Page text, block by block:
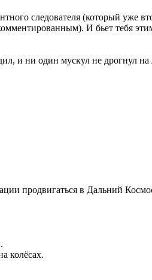
следователя (который уже
И бьет тебя
и ни один мускул не дрогнул на
продвигаться в Дальний
колёсах.